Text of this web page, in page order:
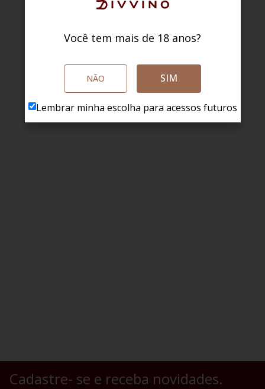
Cadastre- se e receba novidades.
Você tem mais de 18 anos?
NÃO SIM
Lembrar minha escolha para acessos futuros